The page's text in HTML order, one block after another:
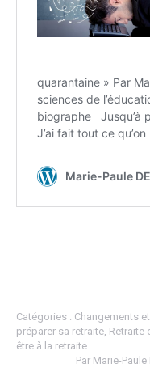
Catégories : Changements
préparer sa retraite, Retraite
être à la retraite
Par Marie-Paule